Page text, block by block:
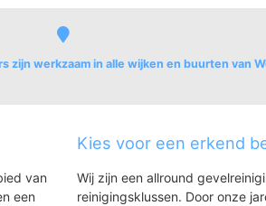
zijn werkzaam in alle wijken en buurten van
van
een
Kies voor een erkend
Wij zijn een allround
reinigingsklussen. Door onze